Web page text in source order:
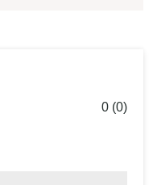
0 (0)